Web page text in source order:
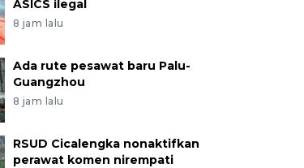
ASICS ilegal
8 jam lalu
Ada rute pesawat baru Palu-
Guangzhou
8 jam lalu
RSUD Cicalengka nonaktifkan
perawat komen nirempati